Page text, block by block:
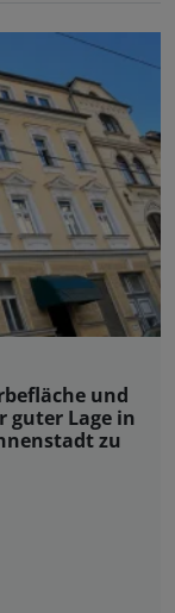
und
guter Lage in
zu